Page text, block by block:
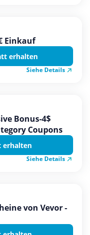
Einkauf
erhalten
Siehe Details
Bonus-4$
Coupons
erhalten
Siehe Details
von Vevor -